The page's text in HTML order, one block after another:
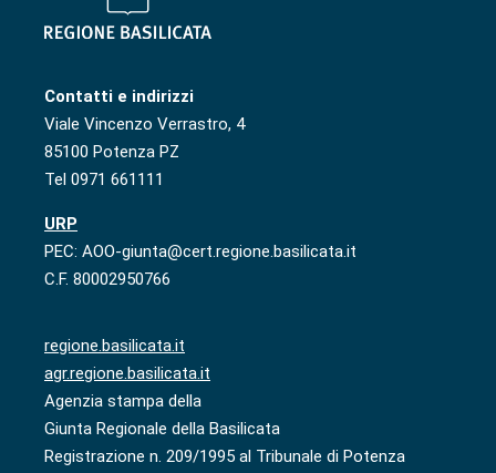
Contatti e indirizzi
Viale Vincenzo Verrastro, 4
85100 Potenza PZ
Tel 0971 661111
URP
PEC: AOO-giunta@cert.regione.basilicata.it
C.F. 80002950766
regione.basilicata.it
agr.regione.basilicata.it
Agenzia stampa della
Giunta Regionale della Basilicata
Registrazione n. 209/1995 al Tribunale di Potenza